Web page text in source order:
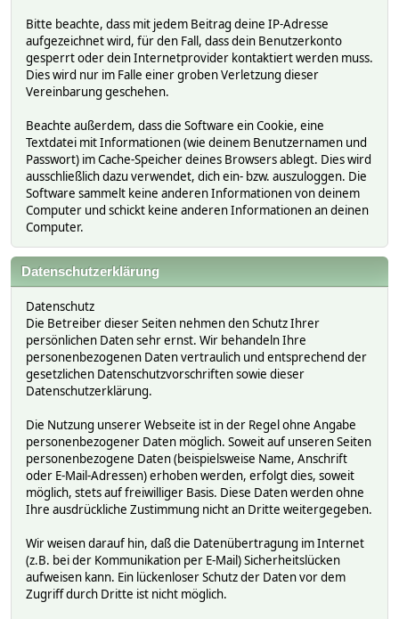
Bitte beachte, dass mit jedem Beitrag deine IP-Adresse
aufgezeichnet wird, für den Fall, dass dein Benutzerkonto
gesperrt oder dein Internetprovider kontaktiert werden muss.
Dies wird nur im Falle einer groben Verletzung dieser
Vereinbarung geschehen.
Beachte außerdem, dass die Software ein Cookie, eine
Textdatei mit Informationen (wie deinem Benutzernamen und
Passwort) im Cache-Speicher deines Browsers ablegt. Dies wird
ausschließlich dazu verwendet, dich ein- bzw. auszuloggen. Die
Software sammelt keine anderen Informationen von deinem
Computer und schickt keine anderen Informationen an deinen
Computer.
Datenschutzerklärung
Datenschutz
Die Betreiber dieser Seiten nehmen den Schutz Ihrer
persönlichen Daten sehr ernst. Wir behandeln Ihre
personenbezogenen Daten vertraulich und entsprechend der
gesetzlichen Datenschutzvorschriften sowie dieser
Datenschutzerklärung.
Die Nutzung unserer Webseite ist in der Regel ohne Angabe
personenbezogener Daten möglich. Soweit auf unseren Seiten
personenbezogene Daten (beispielsweise Name, Anschrift
oder E-Mail-Adressen) erhoben werden, erfolgt dies, soweit
möglich, stets auf freiwilliger Basis. Diese Daten werden ohne
Ihre ausdrückliche Zustimmung nicht an Dritte weitergegeben.
Wir weisen darauf hin, daß die Datenübertragung im Internet
(z.B. bei der Kommunikation per E-Mail) Sicherheitslücken
aufweisen kann. Ein lückenloser Schutz der Daten vor dem
Zugriff durch Dritte ist nicht möglich.